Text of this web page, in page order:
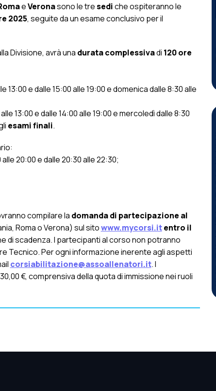
eVeronasono le tresediche ospiteranno le
2025, seguite da un esame conclusivo per il
Divisione, avrà una durata complessivadi 120 ore
e dalle 15:00 alle 19:00 e domenica dalle 8:30 alle
13:00 e dalle 14:00 alle 19:00 e mercoledì dalle 8:30
esami finali.
alle 20:00 e dalle 20:30 alle 22:30;
compilare la domanda di partecipazione al
Roma o Verona) sul sitowww.mycorsi.it entro il
di scadenza. I partecipanti al corso non potranno
Tecnico. Per ogni informazione inerente agli aspetti
corsiabilitazione@assoallenatori.it. I
€, comprensiva della quota di immissione nei ruoli